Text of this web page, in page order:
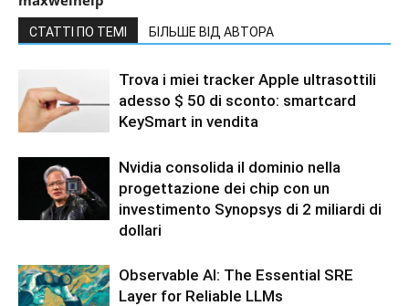
СТАТТІ ПО ТЕМІ БІЛЬШЕ ВІД АВТОРА
Trova i miei tracker Apple ultrasottili
adesso $ 50 di sconto: smartcard
KeySmart in vendita
Nvidia consolida il dominio nella
progettazione dei chip con un
investimento Synopsys di 2 miliardi di
dollari
Observable AI: The Essential SRE
Layer for Reliable LLMs